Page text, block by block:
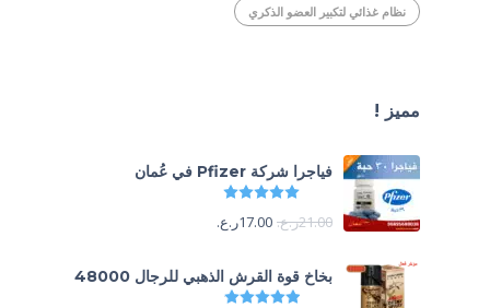
نظام غذائي لتكبير العضو الذكري
مميز !
فياجرا شركة Pfizer في عُمان
21.00ر.ع. 17.00ر.ع.
بخاخ قوة القرش الذهبي للرجال 48000
تم التقييم